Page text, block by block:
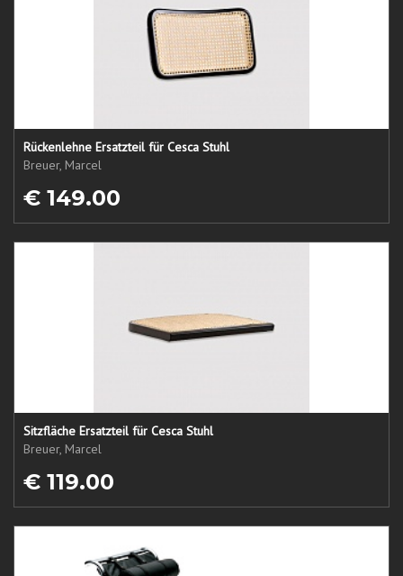
Rückenlehne Ersatzteil für Cesca Stuhl
Breuer, Marcel
€ 149.00
Sitzfläche Ersatzteil für Cesca Stuhl
Breuer, Marcel
€ 119.00